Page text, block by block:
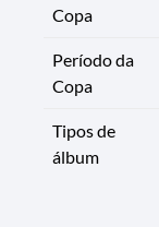
Copa
Período da
Copa
Tipos de
álbum